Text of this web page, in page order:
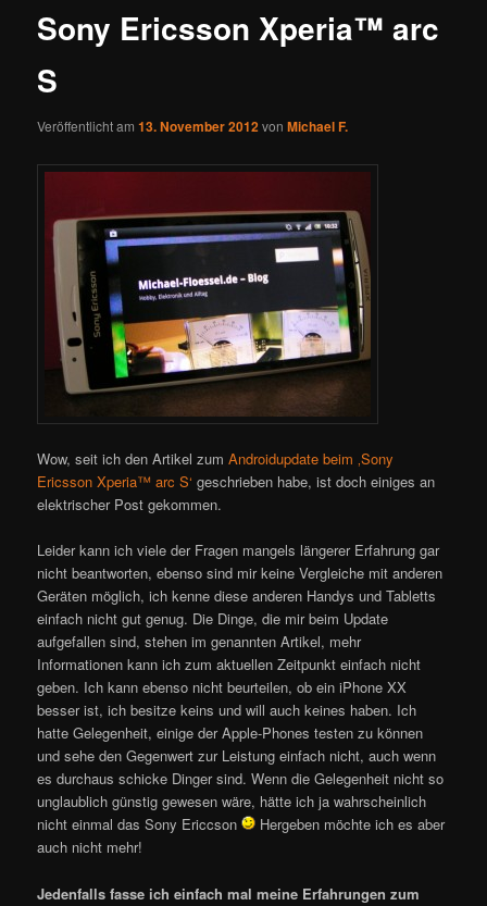
Sony Ericsson Xperia™ arc
S
Veröffentlicht am13. November 2012vonMichael F.
Wow, seit ich den Artikel zumAndroidupdate beim ‚Sony
Ericsson Xperia™ arc S‘ geschrieben habe, ist doch einiges an
elektrischer Post gekommen.
Leider kann ich viele der Fragen mangels längerer Erfahrung gar
nicht beantworten, ebenso sind mir keine Vergleiche mit anderen
Geräten möglich, ich kenne diese anderen Handys und Tabletts
einfach nicht gut genug. Die Dinge, die mir beim Update
aufgefallen sind, stehen im genannten Artikel, mehr
Informationen kann ich zum aktuellen Zeitpunkt einfach nicht
geben. Ich kann ebenso nicht beurteilen, ob ein iPhone XX
besser ist, ich besitze keins und will auch keines haben. Ich
hatte Gelegenheit, einige der Apple-Phones testen zu können
und sehe den Gegenwert zur Leistung einfach nicht, auch wenn
es durchaus schicke Dinger sind. Wenn die Gelegenheit nicht so
unglaublich günstig gewesen wäre, hätte ich ja wahrscheinlich
nicht einmal das Sony Ericcson
Hergeben möchte ich es aber
auch nicht mehr!
Jedenfalls fasse ich einfach mal meine Erfahrungen zum